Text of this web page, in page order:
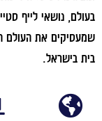
נושאי לייף סטייל
את העולם
בישראל.